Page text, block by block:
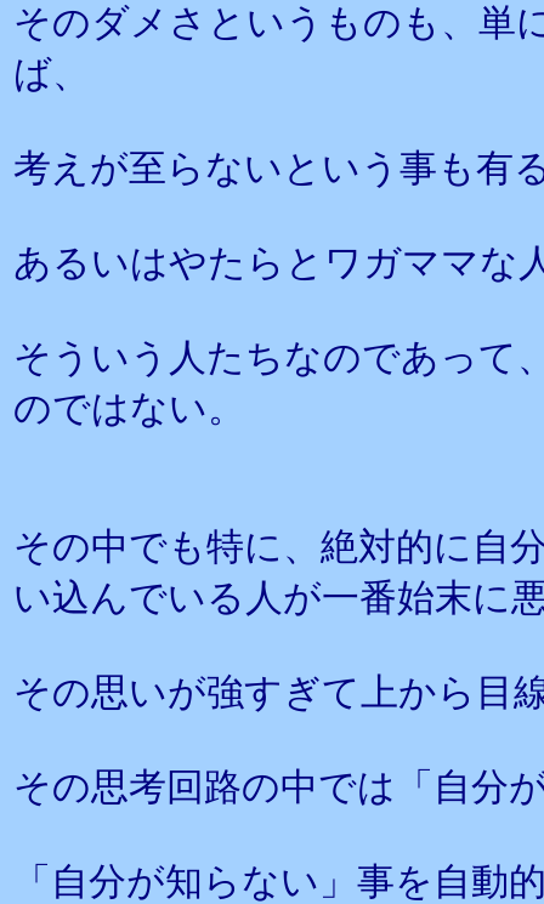
そのダメさというものも、単
ば、
考えが至らないという事も有
あるいはやたらとワガママな
そういう人たちなのであって
のではない。
その中でも特に、絶対的に自
い込んでいる人が一番始末に
その思いが強すぎて上から目
その思考回路の中では「自分
「自分が知らない」事を自動